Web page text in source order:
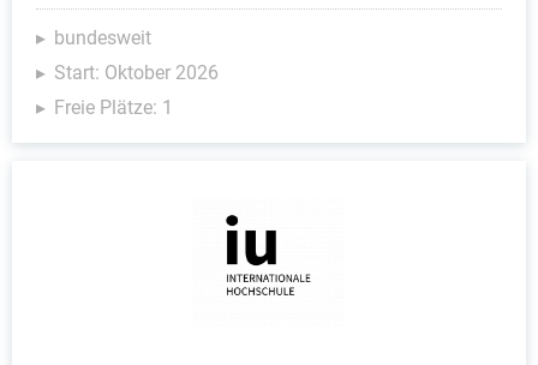
bundesweit
Start: Oktober 2026
Freie Plätze: 1